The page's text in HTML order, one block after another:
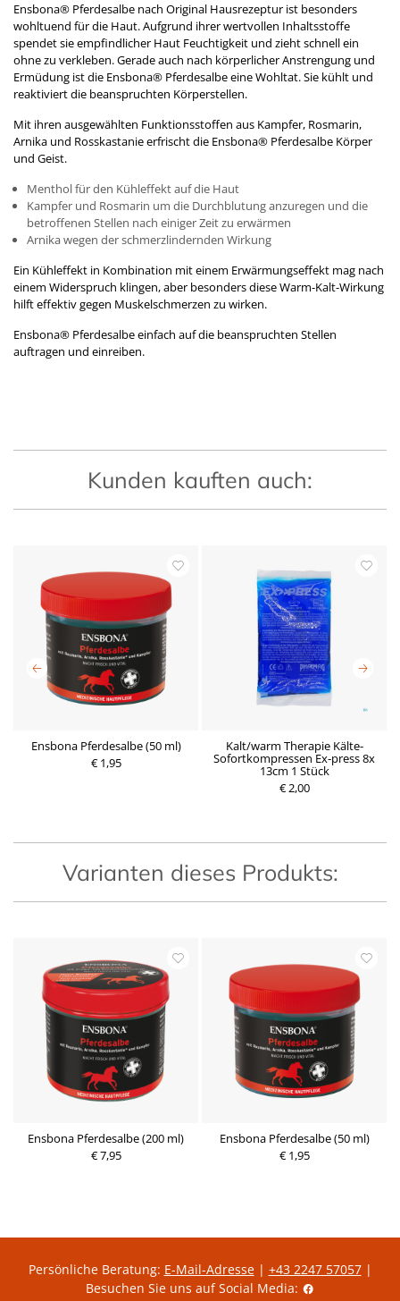
Ensbona® Pferdesalbe nach Original Hausrezeptur ist besonders
wohltuend für die Haut. Aufgrund ihrer wertvollen Inhaltsstoffe
spendet sie empfindlicher Haut Feuchtigkeit und zieht schnell ein
ohne zu verkleben. Gerade auch nach körperlicher Anstrengung und
Ermüdung ist die Ensbona® Pferdesalbe eine Wohltat. Sie kühlt und
reaktiviert die beanspruchten Körperstellen.
Mit ihren ausgewählten Funktionsstoffen aus Kampfer, Rosmarin,
Arnika und Rosskastanie erfrischt die Ensbona® Pferdesalbe Körper
und Geist.
Menthol für den Kühleffekt auf die Haut
Kampfer und Rosmarin um die Durchblutung anzuregen und die
betroffenen Stellen nach einiger Zeit zu erwärmen
Arnika wegen der schmerzlindernden Wirkung
Ein Kühleffekt in Kombination mit einem Erwärmungseffekt mag nach
einem Widerspruch klingen, aber besonders diese Warm-Kalt-Wirkung
hilft effektiv gegen Muskelschmerzen zu wirken.
Ensbona® Pferdesalbe einfach auf die beanspruchten Stellen
auftragen und einreiben.
Kunden kauften auch:
Ensbona Pferdesalbe (50 ml)
€ 1,95
Kalt/warm Therapie Kälte-
Sofortkompressen Ex-press 8x
13cm 1 Stück
€ 2,00
P
r
Varianten dieses Produkts:
Ensbona Pferdesalbe (200 ml)
€ 7,95
Ensbona Pferdesalbe (50 ml)
€ 1,95
Persönliche Beratung: E-Mail-Adresse| +43 2247 57057|
Besuchen Sie uns auf Social Media: